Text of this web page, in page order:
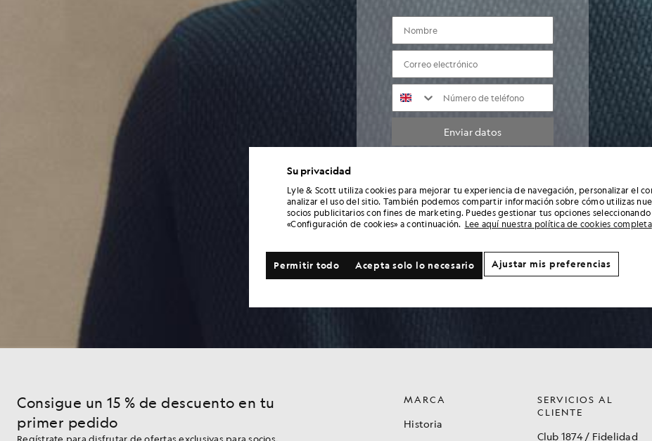
NOMBRE
correo electrónico
NÚMERO DE TELÉFONO
Enviar datos
Lyle & Scott, incluyendo novedades sobre nuevas colecciones, ofertas exclusivas,
promociones y noticias de la marca. Puedes darte de baja en cualquier momento
haciendo clic en el enlace que aparece en los correos electrónicos o poniéndote en
contacto con nuestro servicio de atención al cliente. Para obtener más información
Consigue un 15 % de descuento en tu
primer pedido
Regístrate para disfrutar de ofertas exclusivas para socios,
MARCA
Historia
SERVICIOS AL
CLIENTE
Club 1874 / Fidelidad
Su privacidad
Lyle & Scott utiliza cookies para mejorar tu experiencia de navegación, personalizar el
analizar el uso del sitio. También podemos compartir información sobre cómo utilizas
socios publicitarios con fines de marketing. Puedes gestionar tus opciones seleccionando
«Configuración de cookies» a continuación. Lee aquí nuestra política de cookies completa
Acepta solo lo necesario
Permitir todo Ajustar mis preferencias